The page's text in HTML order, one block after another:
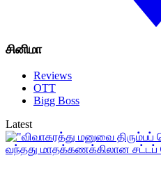
சினிமா
Reviews
OTT
Bigg Boss
Latest